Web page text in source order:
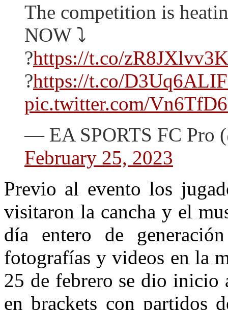
The competition is
NOW ⤵️
?https://t.co/zR8JXlvv3K
?https://t.co/
pic.twitter.com/
— EA SPORTS FC Pro
February 25, 2023
Previo al evento los
visitaron la cancha y el
día entero de
fotografías y videos en la
25 de febrero se dio inicio
en brackets con partidos